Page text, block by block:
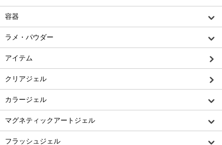
容器
ラメ・パウダー
アイテム
クリアジェル
カラージェル
マグネティックアートジェル
フラッシュジェル